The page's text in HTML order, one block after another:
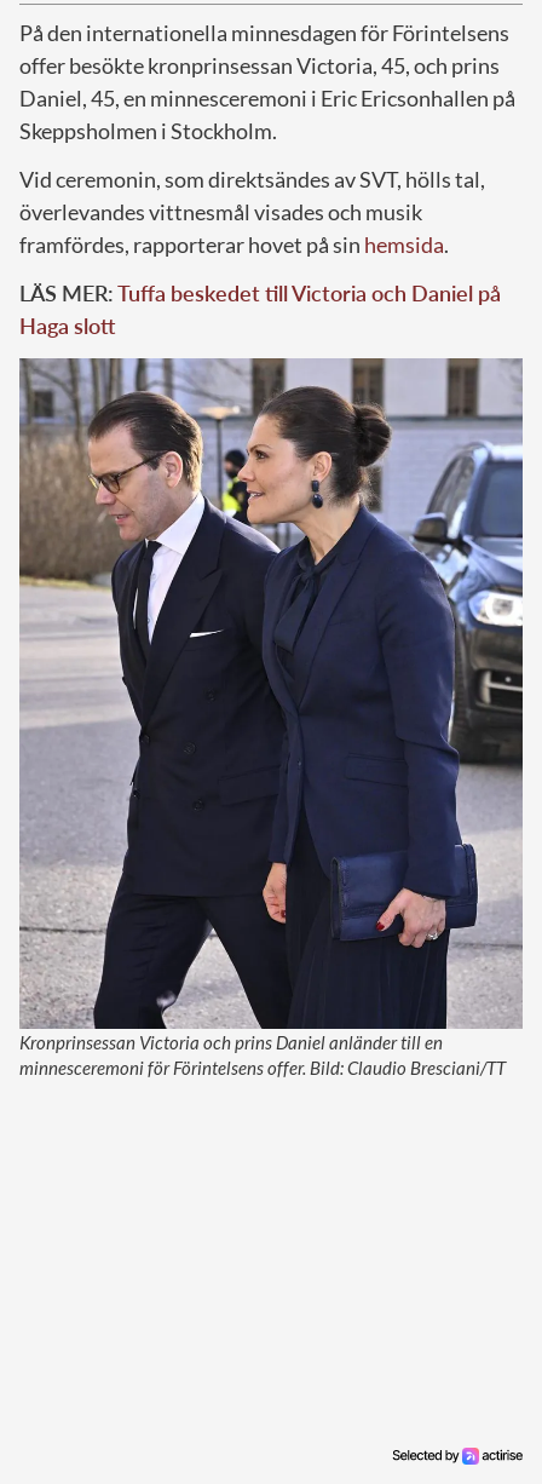
På den internationella minnesdagen för Förintelsens
offer besökte kronprinsessan Victoria, 45, och prins
Daniel, 45, en minnesceremoni i Eric Ericsonhallen på
Skeppsholmen i Stockholm.
Vid ceremonin, som direktsändes av SVT, hölls tal,
överlevandes vittnesmål visades och musik
framfördes, rapporterar hovet på sin hemsida.
LÄS MER:Tuffa beskedet till Victoria och Daniel på
Haga slott
Kronprinsessan Victoria och prins Daniel anländer till en
minnesceremoni för Förintelsens offer. Bild: Claudio Bresciani/TT